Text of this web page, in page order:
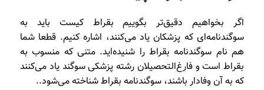
اگر بخواهیم دقیق‌تر بگوییم بقراط کیست باید به
سوگندنامه‌ای که پزشکان یاد می‌کنند، اشاره کنیم. قطعا شما
هم نام سوگندنامه بقراط را شنیده‌اید. متنی که منسوب به
بقراط است و فارغ‌التحصیلان رشته پزشکی سوگند یاد می‌کنند
که به آن وفادار باشند، سوگندنامه بقراط شناخته می‌شود..